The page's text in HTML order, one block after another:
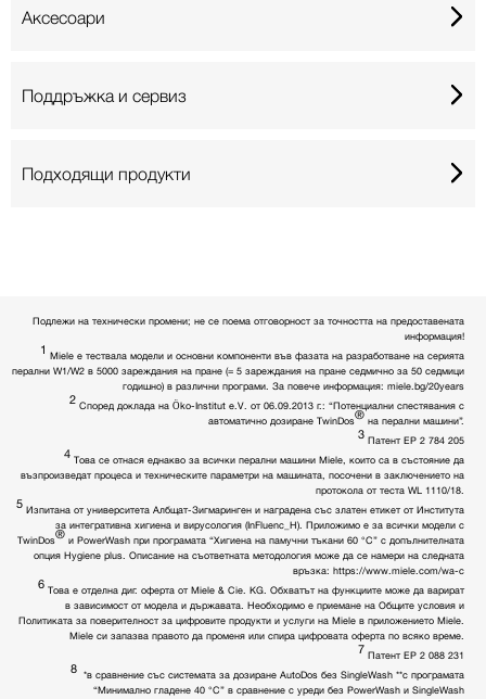
Аксесоари
Поддръжка и сервиз
Подходящи продукти
Подлежи на технически промени; не се поема отговорност за точността на предоставената
информация!
1 Miele е тествала модели и основни компоненти във фазата на разработване на серията
перални W1/W2 в 5000 зареждания на пране (= 5 зареждания на пране седмично за 50 седмици
годишно) в различни програми. За повече информация: miele.bg/20years
2 Според доклада на Öko-Institut e.V. от 06.09.2013 г.: “Потенциални спестявания с
автоматично дозиране TwinDos® на перални машини”.
3 Патент EP 2 784 205
4 Това се отнася еднакво за всички перални машини Miele, които са в състояние да
възпроизведат процеса и техническите параметри на машината, посочени в заключението на
протокола от теста WL 1110/18.
5 Изпитана от университета Албщат-Зигмаринген и наградена със златен етикет от Института
за интегративна хигиена и вирусология (InFluenc_H). Приложимо е за всички модели с
TwinDos® и PowerWash при програмата “Хигиена на памучни тъкани 60 °C” с допълнителната
опция Hygiene plus. Описание на съответната методология може да се намери на следната
връзка: https://www.miele.com/wa-c
6 Това е отделна диг. оферта от Miele & Cie. KG. Обхватът на функциите може да варират
в зависимост от модела и държавата. Необходимо е приемане на Общите условия и
Политиката за поверителност за цифровите продукти и услуги на Miele в приложението Miele.
Miele си запазва правото да променя или спира цифровата оферта по всяко време.
7 Патент EP 2 088 231
8 *в сравнение със системата за дозиране AutoDos без SingleWash **с програмата
“Минимално гладене 40 °C” в сравнение с уреди без PowerWash и SingleWash